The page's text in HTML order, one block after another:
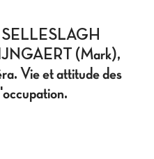
(Mark),
Vie et attitude des